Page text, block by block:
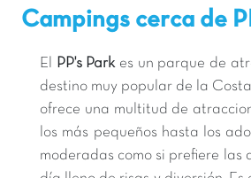
Campings cerca de
El PP's Parkes un parque de
destino muy popular de la
ofrece una multitud de
los más pequeños hasta los
moderadas como si prefiere las